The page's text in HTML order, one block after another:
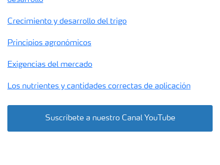
Crecimiento y desarrollo del trigo
Principios agronómicos
Exigencias del mercado
Los nutrientes y cantidades correctas de aplicación
Suscríbete a nuestro Canal YouTube